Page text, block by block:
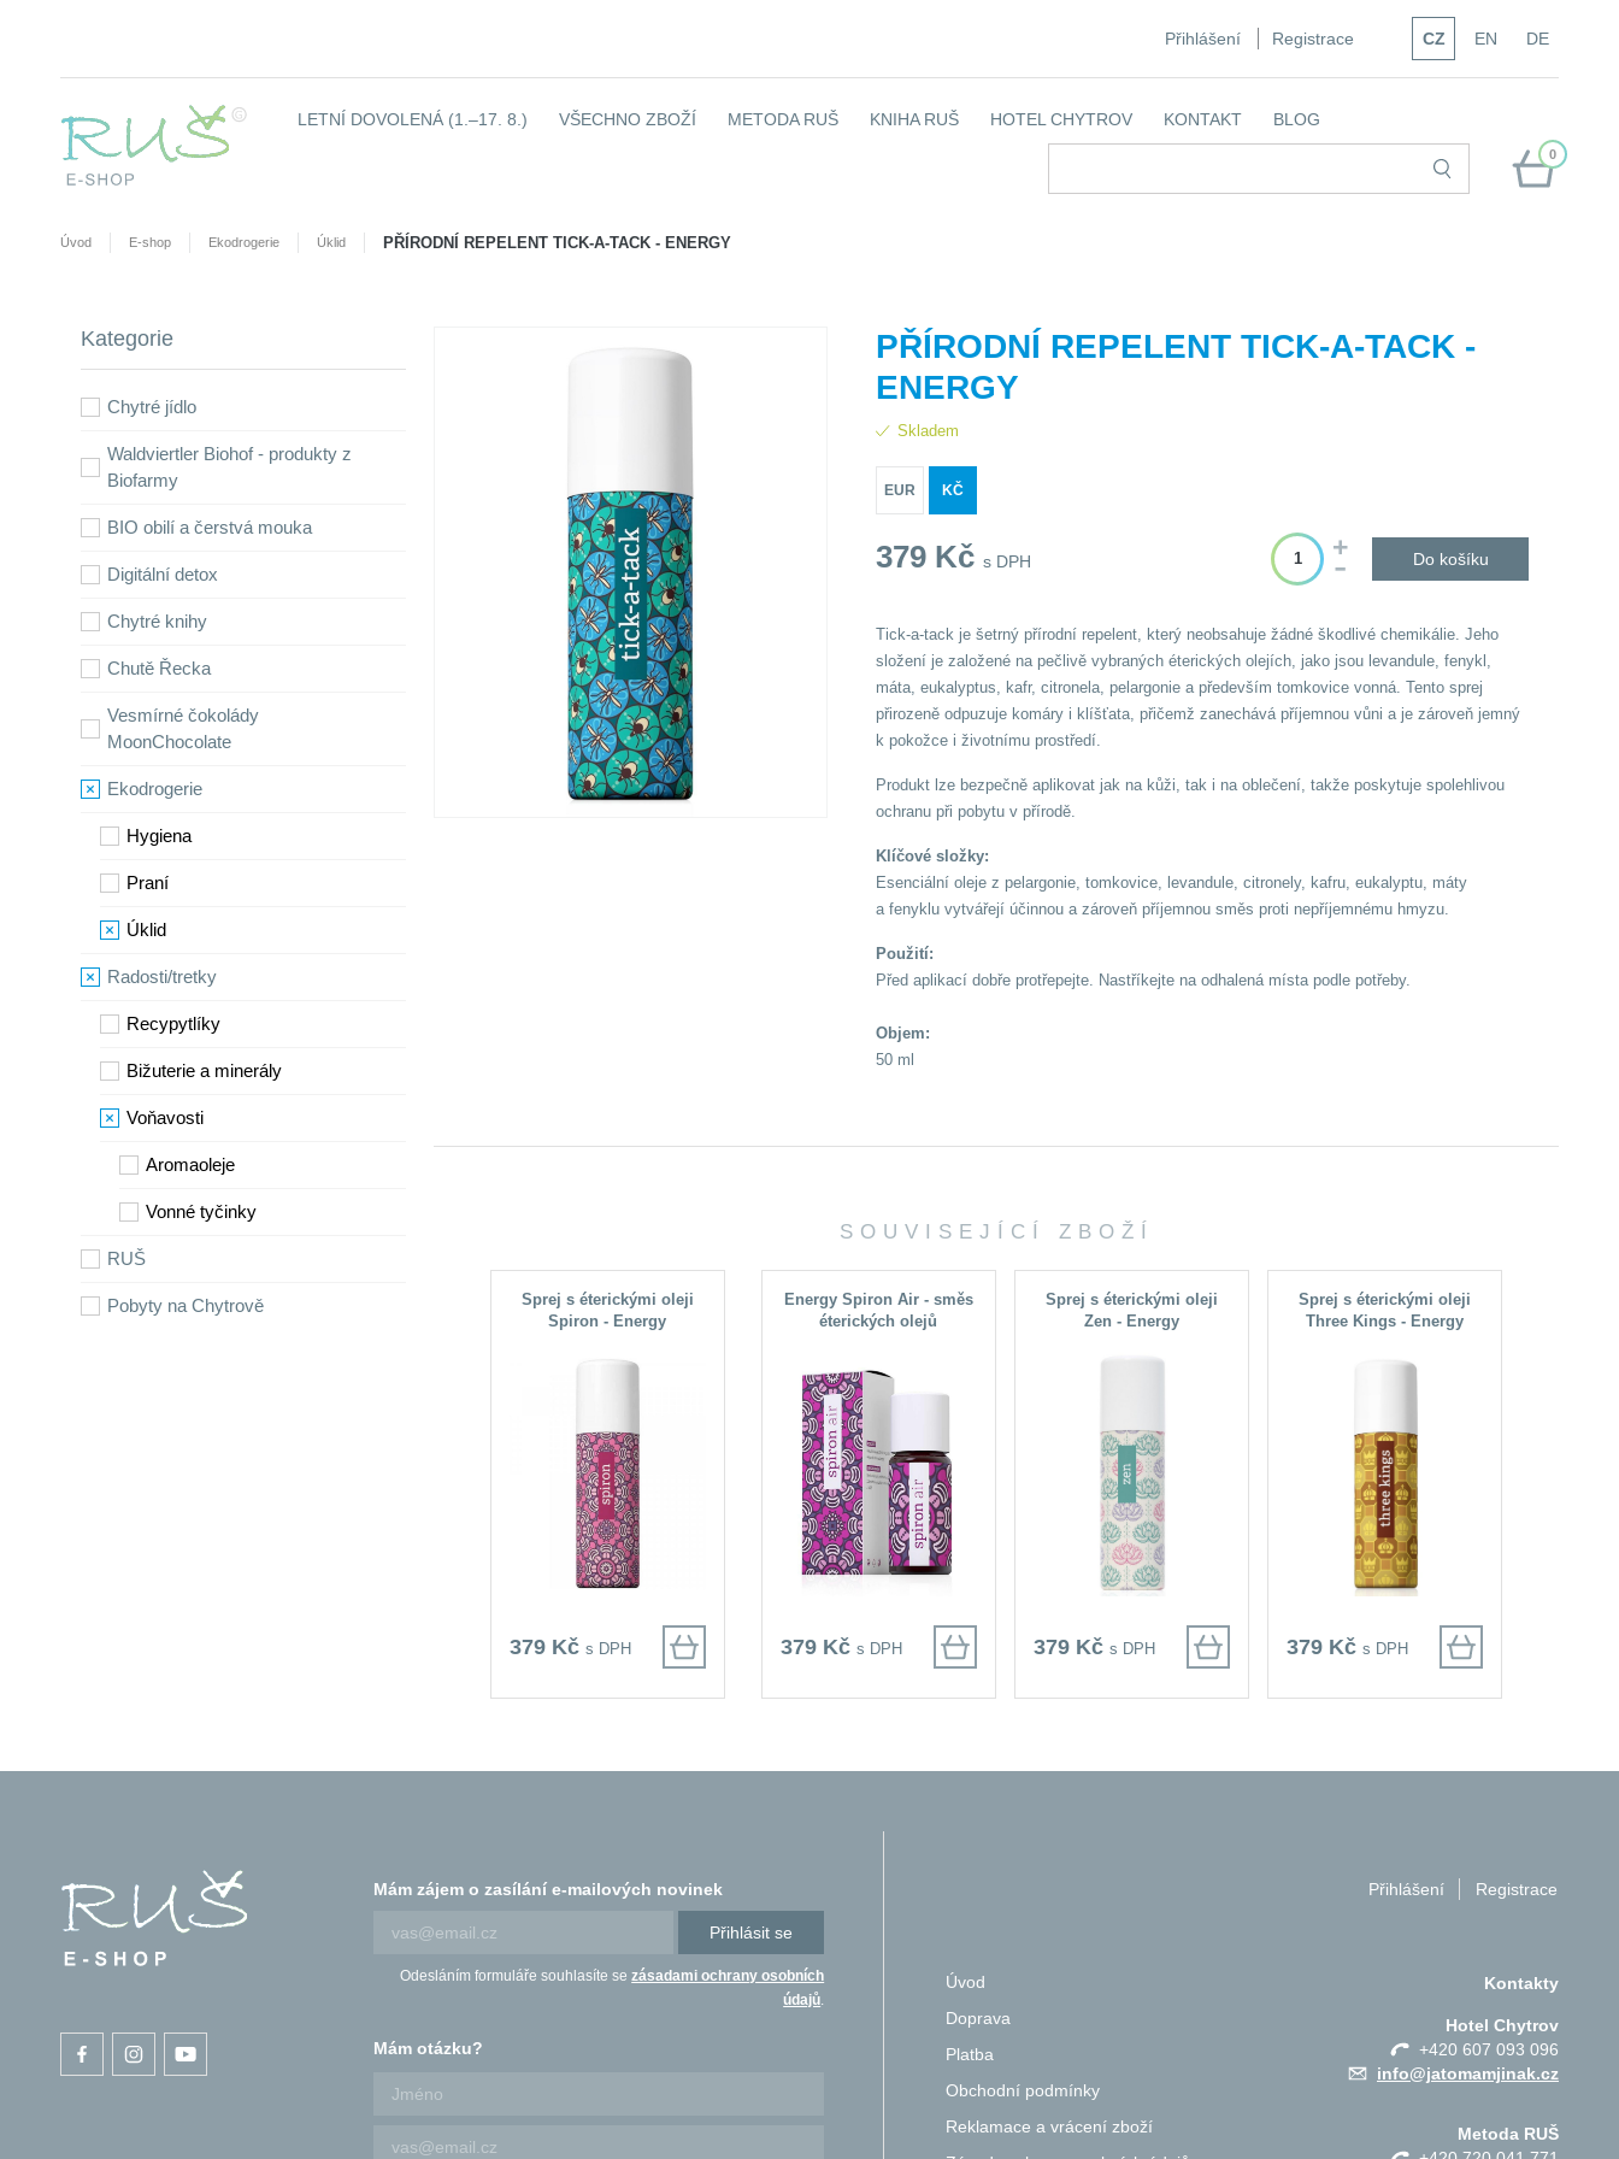
Přihlášení Registrace CZ EN DE
LETNÍ DOVOLENÁ (1.–17. 8.) VŠECHNO ZBOŽÍ METODA RUŠ KNIHA RUŠ HOTEL CHYTROV KONTAKT BLOG
0
Úvod E-shop Ekodrogerie Úklid PŘÍRODNÍ REPELENT TICK-A-TACK - ENERGY
Kategorie
Chytré jídlo
Waldviertler Biohof - produkty z
Biofarmy
BIO obilí a čerstvá mouka
Digitální detox
Chytré knihy
Chutě Řecka
Vesmírné čokolády
MoonChocolate
Ekodrogerie
Hygiena
Praní
Úklid
Radosti/tretky
Recypytlíky
Bižuterie a minerály
Voňavosti
Aromaoleje
Vonné tyčinky
RUŠ
Pobyty na Chytrově
PŘÍRODNÍ REPELENT TICK-A-TACK -
ENERGY
Skladem
EUR KČ
379Kč s DPH Do košíku
Tick-a-tack je šetrný přírodní repelent, který neobsahuje žádné škodlivé chemikálie. Jeho
složení je založené na pečlivě vybraných éterických olejích, jako jsou levandule, fenykl,
máta, eukalyptus, kafr, citronela, pelargonie a především tomkovice vonná. Tento sprej
přirozeně odpuzuje komáry i klíšťata, přičemž zanechává příjemnou vůni a je zároveň jemný
k pokožce i životnímu prostředí.
Produkt lze bezpečně aplikovat jak na kůži, tak i na oblečení, takže poskytuje spolehlivou
ochranu při pobytu v přírodě.
Klíčové složky:
Esenciální oleje z pelargonie, tomkovice, levandule, citronely, kafru, eukalyptu, máty
a fenyklu vytvářejí účinnou a zároveň příjemnou směs proti nepříjemnému hmyzu.
Použití:
Před aplikací dobře protřepejte. Nastříkejte na odhalená místa podle potřeby.
Objem:
50 ml
SOUVISEJÍCÍ ZBOŽÍ
Sprej s éterickými oleji
Spiron - Energy
379 Kč s DPH
Energy Spiron Air - směs
éterických olejů
379 Kč s DPH
Sprej s éterickými oleji
Zen - Energy
379 Kč s DPH
Sprej s éterickými oleji
Three Kings - Energy
379 Kč s DPH
Mám zájem o zasílání e-mailových novinek
Přihlásit se
Odesláním formuláře souhlasíte sezásadami ochrany osobních
údajů.
Mám otázku?
Přihlášení Registrace
Úvod
Doprava
Platba
Obchodní podmínky
Reklamace a vrácení zboží
Kontakty
Hotel Chytrov
+420 607 093 096
info@jatomamjinak.cz
Metoda RUŠ